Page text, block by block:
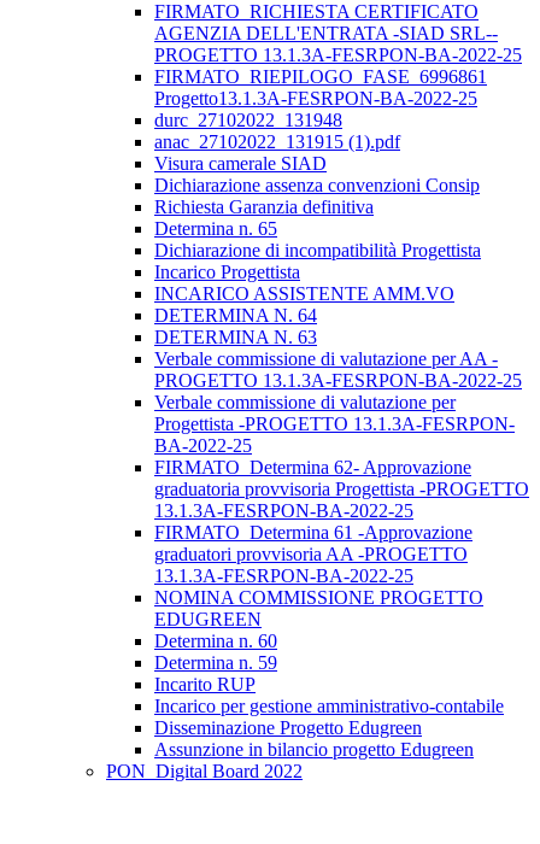
FIRMATO_RICHIESTA CERTIFICATO
AGENZIA DELL'ENTRATA -SIAD SRL--
PROGETTO 13.1.3A-FESRPON-BA-2022-25
FIRMATO_RIEPILOGO_FASE_6996861
Progetto13.1.3A-FESRPON-BA-2022-25
durc_27102022_131948
anac_27102022_131915 (1).pdf
Visura camerale SIAD
Dichiarazione assenza convenzioni Consip
Richiesta Garanzia definitiva
Determina n. 65
Dichiarazione di incompatibilità Progettista
Incarico Progettista
INCARICO ASSISTENTE AMM.VO
DETERMINA N. 64
DETERMINA N. 63
Verbale commissione di valutazione per AA -
PROGETTO 13.1.3A-FESRPON-BA-2022-25
Verbale commissione di valutazione per
Progettista -PROGETTO 13.1.3A-FESRPON-
BA-2022-25
FIRMATO_Determina 62- Approvazione
graduatoria provvisoria Progettista -PROGETTO
13.1.3A-FESRPON-BA-2022-25
FIRMATO_Determina 61 -Approvazione
graduatori provvisoria AA -PROGETTO
13.1.3A-FESRPON-BA-2022-25
NOMINA COMMISSIONE PROGETTO
EDUGREEN
Determina n. 60
Determina n. 59
Incarito RUP
Incarico per gestione amministrativo-contabile
Disseminazione Progetto Edugreen
Assunzione in bilancio progetto Edugreen
PON_Digital Board 2022